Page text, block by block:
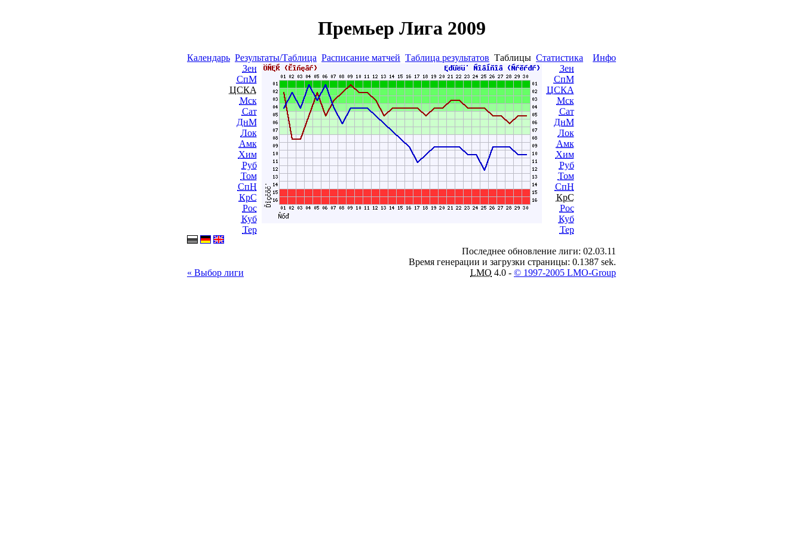
Премьер Лига 2009
Календарь Результаты/Таблица Расписание матчей Таблица результатов Таблицы Статистика
Инфо
Зен
СпМ
ЦСКА
Мск
Сат
ДнМ
Лок
Амк
Хим
Руб
Том
СпН
КрС
Рос
Куб
Тер
Зен
СпМ
ЦСКА
Мск
Сат
ДнМ
Лок
Амк
Хим
Руб
Том
СпН
КрС
Рос
Куб
Тер
« Выбор лиги
Последнее обновление лиги: 02.03.11
Время генерации и загрузки страницы: 0.1387 sek.
LMO 4.0 - © 1997-2005 LMO-Group